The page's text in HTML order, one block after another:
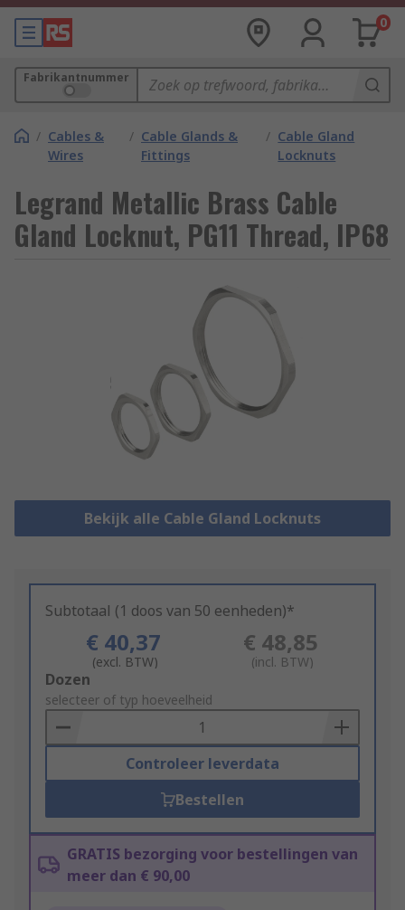
0
Fabrikantnummer
/ Cables &
Wires
/ Cable Glands &
Fittings
/ Cable Gland
Locknuts
Legrand Metallic Brass Cable
Gland Locknut, PG11 Thread, IP68
Bekijk alle Cable Gland Locknuts
Subtotaal (1 doos van 50 eenheden)*
€ 40,37
(excl. BTW)
€ 48,85
(incl. BTW)
Add
to
Basket
Dozen
selecteer of typ hoeveelheid
Controleer leverdata
Bestellen
GRATIS bezorging voor bestellingen van
meer dan € 90,00